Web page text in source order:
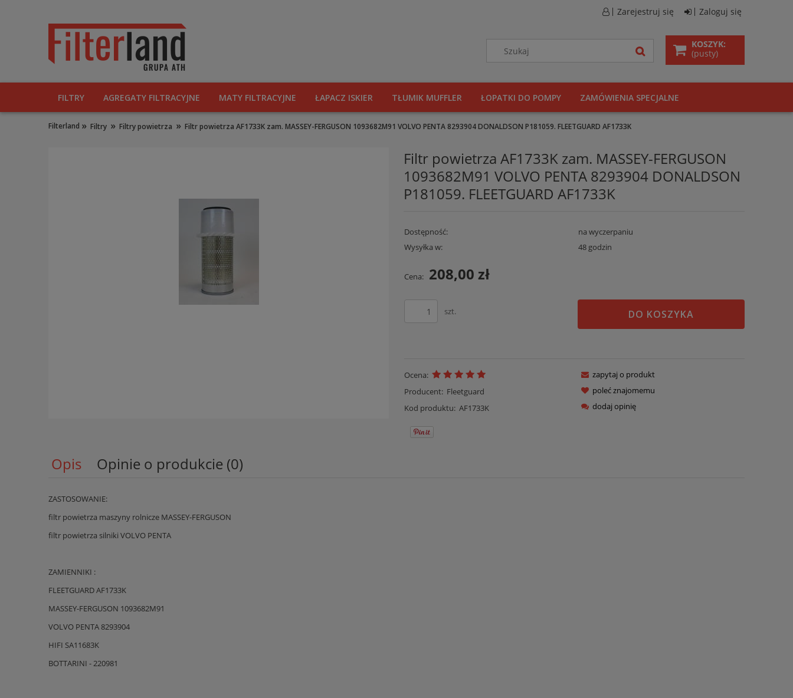
Zarejestruj się Zaloguj się
KOSZYK:
(pusty)
FILTRY AGREGATY FILTRACYJNE MATY FILTRACYJNE ŁAPACZ ISKIER TŁUMIK MUFFLER ŁOPATKI DO POMPY ZAMÓWIENIA SPECJALNE
Filterland » Filtry » Filtry powietrza » Filtr powietrza AF1733K zam. MASSEY-FERGUSON 1093682M91 VOLVO PENTA 8293904 DONALDSON P181059. FLEETGUARD AF1733K
Filtr powietrza AF1733K zam. MASSEY-FERGUSON
1093682M91 VOLVO PENTA 8293904 DONALDSON
P181059. FLEETGUARD AF1733K
Dostępność:
na wyczerpaniu
Wysyłka w:
48 godzin
Cena: 208,00 zł
szt. DO KOSZYKA
Ocena:
Producent: Fleetguard
Kod produktu: AF1733K
zapytaj o produkt
poleć znajomemu
dodaj opinię
Opis Opinie o produkcie (0)
ZASTOSOWANIE:
filtr powietrza maszyny rolnicze MASSEY-FERGUSON
filtr powietrza silniki VOLVO PENTA
ZAMIENNIKI :
FLEETGUARD AF1733K
MASSEY-FERGUSON 1093682M91
VOLVO PENTA 8293904
HIFI SA11683K
BOTTARINI - 220981